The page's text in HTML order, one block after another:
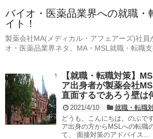
バイオ・医薬品業界への就職・
イト！
製薬会社MA(メディカル・アフェアーズ)社員
オ・医薬品業界ネタ、MA・MSL就職・転職支
【就職・転職対策】
ア出身者が製薬会社
直面するであろう壁は
2021/4/10
就職・転職
どうも、こんにちは。のぶで
ア出身の方からMSLへの転職
て、 面接対策のアドバイス...